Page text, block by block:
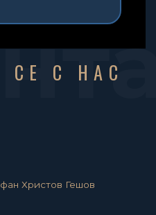
СЕ С НАС
Христов Гешов